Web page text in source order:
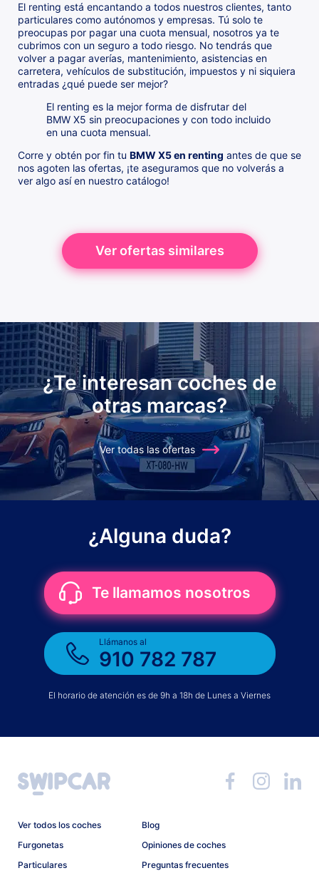
El renting está encantando a todos nuestros clientes, tanto
particulares como autónomos y empresas. Tú solo te
preocupas por pagar una cuota mensual, nosotros ya te
cubrimos con un seguro a todo riesgo. No tendrás que
volver a pagar averías, mantenimiento, asistencias en
carretera, vehículos de substitución, impuestos y ni siquiera
entradas ¿qué puede ser mejor?
El renting es la mejor forma de disfrutar del
BMW X5 sin preocupaciones y con todo incluido
en una cuota mensual.
Corre y obtén por fin tu BMW X5 en renting antes de que se
nos agoten las ofertas, ¡te aseguramos que no volverás a
ver algo así en nuestro catálogo!
Ver ofertas similares
¿Te interesan coches de
otras marcas?
Ver todas las ofertas
¿Alguna duda?
Te llamamos nosotros
Llámanos al
910 782 787
El horario de atención es de 9h a 18h de Lunes a Viernes
Ver todos los coches
Furgonetas
Particulares
Blog
Opiniones de coches
Preguntas frecuentes